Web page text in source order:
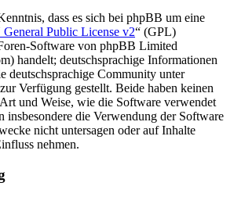
dass es sich bei phpBB um eine
Public License v2“ (GPL)
Software von phpBB Limited
handelt; deutschsprachige Informationen
deutschsprachige Community unter
Verfügung gestellt. Beide haben keinen
und Weise, wie die Software verwendet
insbesondere die Verwendung der Software
nicht untersagen oder auf Inhalte
nehmen.